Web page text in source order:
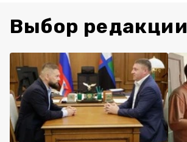
Выбор редакции